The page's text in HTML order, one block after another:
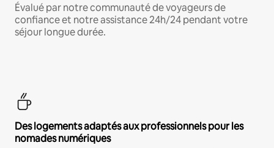
Évalué par notre communauté de voyageurs de
confiance et notre assistance 24h/24 pendant votre
séjour longue durée.
Des logements adaptés aux professionnels pour les
nomades numériques